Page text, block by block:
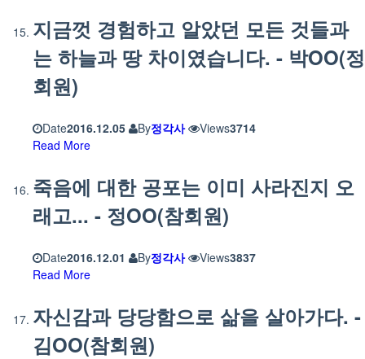
지금껏 경험하고 알았던 모든 것들과
는 하늘과 땅 차이였습니다. - 박OO(정
회원)
Date2016.12.05 By정각사 Views3714
Read More
죽음에 대한 공포는 이미 사라진지 오
래고... - 정OO(참회원)
Date2016.12.01 By정각사 Views3837
Read More
자신감과 당당함으로 삶을 살아가다. -
김OO(참회원)